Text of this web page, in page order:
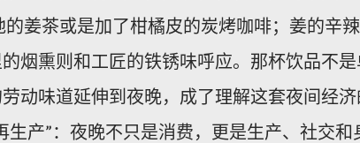
姜茶或是加了柑橘皮的炭烤咖啡；姜的辛辣
烟熏则和工匠的铁锈味呼应。那杯饮品不是
动味道延伸到夜晚，成了理解这套夜间经济
生产”：夜晚不只是消费，更是生产、社交和